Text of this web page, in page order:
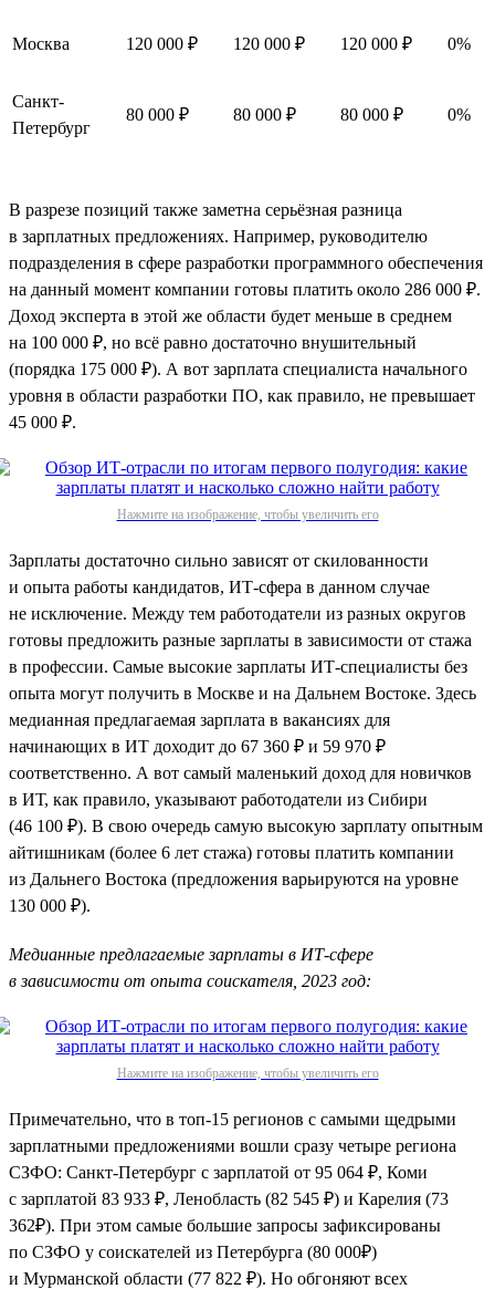
Москва 120 000 ₽ 120 000 ₽ 120 000 ₽ 0%
Санкт-
Петербург
80 000 ₽ 80 000 ₽ 80 000 ₽ 0%
В разрезе позиций также заметна серьёзная разница
в зарплатных предложениях. Например, руководителю
подразделения в сфере разработки программного обеспечения
на данный момент компании готовы платить около 286 000 ₽.
Доход эксперта в этой же области будет меньше в среднем
на 100 000 ₽, но всё равно достаточно внушительный
(порядка 175 000 ₽). А вот зарплата специалиста начального
уровня в области разработки ПО, как правило, не превышает
45 000 ₽.
Нажмите на изображение, чтобы увеличить его
Зарплаты достаточно сильно зависят от скилованности
и опыта работы кандидатов, ИТ-сфера в данном случае
не исключение. Между тем работодатели из разных округов
готовы предложить разные зарплаты в зависимости от стажа
в профессии. Самые высокие зарплаты ИТ-специалисты без
опыта могут получить в Москве и на Дальнем Востоке. Здесь
медианная предлагаемая зарплата в вакансиях для
начинающих в ИТ доходит до 67 360 ₽ и 59 970 ₽
соответственно. А вот самый маленький доход для новичков
в ИТ, как правило, указывают работодатели из Сибири
(46 100 ₽). В свою очередь самую высокую зарплату опытным
айтишникам (более 6 лет стажа) готовы платить компании
из Дальнего Востока (предложения варьируются на уровне
130 000 ₽).
Медианные предлагаемые зарплаты в ИТ-сфере
в зависимости от опыта соискателя, 2023 год:
Нажмите на изображение, чтобы увеличить его
Примечательно, что в топ-15 регионов с самыми щедрыми
зарплатными предложениями вошли сразу четыре региона
СЗФО: Санкт-Петербург с зарплатой от 95 064 ₽, Коми
с зарплатой 83 933 ₽, Ленобласть (82 545 ₽) и Карелия (73
362₽). При этом самые большие запросы зафиксированы
по СЗФО у соискателей из Петербурга (80 000₽)
и Мурманской области (77 822 ₽). Но обгоняют всех